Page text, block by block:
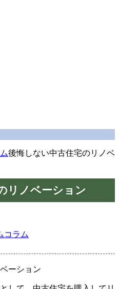
後悔しない中古住宅のリノベ
リノベーション
コラム